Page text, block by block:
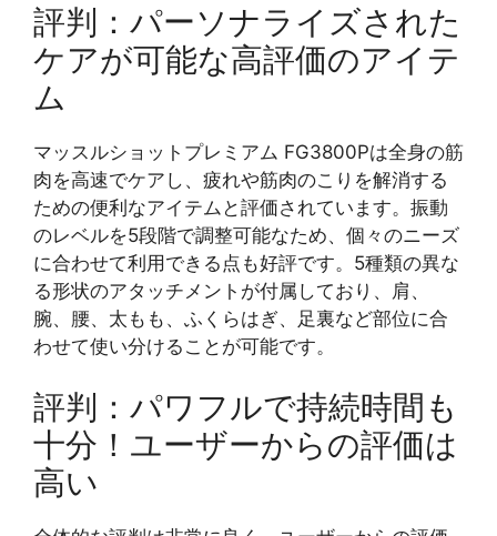
評判：パーソナライズされた
ケアが可能な高評価のアイテ
ム
マッスルショットプレミアム FG3800Pは全身の筋
肉を高速でケアし、疲れや筋肉のこりを解消する
ための便利なアイテムと評価されています。振動
のレベルを5段階で調整可能なため、個々のニーズ
に合わせて利用できる点も好評です。5種類の異な
る形状のアタッチメントが付属しており、肩、
腕、腰、太もも、ふくらはぎ、足裏など部位に合
わせて使い分けることが可能です。
評判：パワフルで持続時間も
十分！ユーザーからの評価は
高い